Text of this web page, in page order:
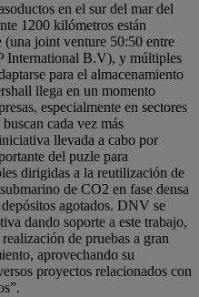
en el sur del mar del
1200 kilómetros están
joint venture 50:50 entre
International B.V), y múltiples
para el almacenamiento
llega en un momento
especialmente en sectores
cada vez más
llevada a cabo por
del puzle para
dirigidas a la reutilización de
de CO2 en fase densa
agotados. DNV se
dando soporte a este trabajo,
de pruebas a gran
aprovechando su
proyectos relacionados con